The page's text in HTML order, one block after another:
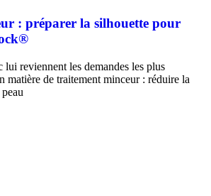
: préparer la silhouette pour
lui reviennent les demandes les plus
matière de traitement minceur : réduire la